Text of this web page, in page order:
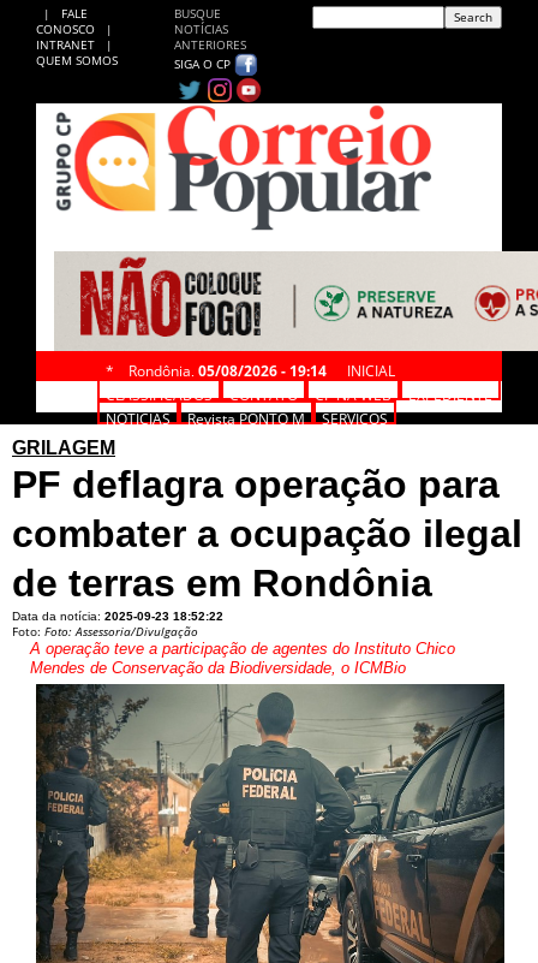
|
FALE
CONOSCO
|
INTRANET
|
QUEM SOMOS
BUSQUE
NOTÍCIAS
ANTERIORES
SIGA O CP
* Rondônia, 05/08/2026 - 19:14
INICIAL
CLASSIFICADOS
CONTATO CP NA WEB
EXPEDIENTE
NOTÍCIAS
Revista PONTO M
SERVIÇOS
GRILAGEM
PF deflagra operação para
combater a ocupação ilegal
de terras em Rondônia
Data da notícia: 2025-09-23 18:52:22
Foto: Foto: Assessoria/Divulgação
A operação teve a participação de agentes do Instituto Chico
Mendes de Conservação da Biodiversidade, o ICMBio